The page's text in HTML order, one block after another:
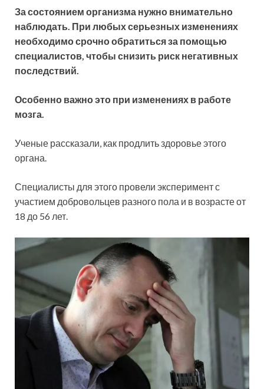
За состоянием организма нужно внимательно
наблюдать. При любых серьезных изменениях
необходимо срочно обратиться за помощью
специалистов, чтобы снизить риск негативных
последствий.
Особенно важно это при изменениях в работе
мозга.
Ученые рассказали, как продлить здоровье этого
органа.
Специалисты для этого провели эксперимент с
участием добровольцев разного пола и в возрасте от
18 до 56 лет.